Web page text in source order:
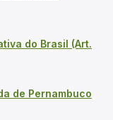
do Brasil (Art.
de Pernambuco